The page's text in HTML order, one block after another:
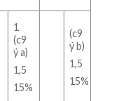
1
(c9
ý a)
1,5
15%
(c9
ý b)
1,5
15%